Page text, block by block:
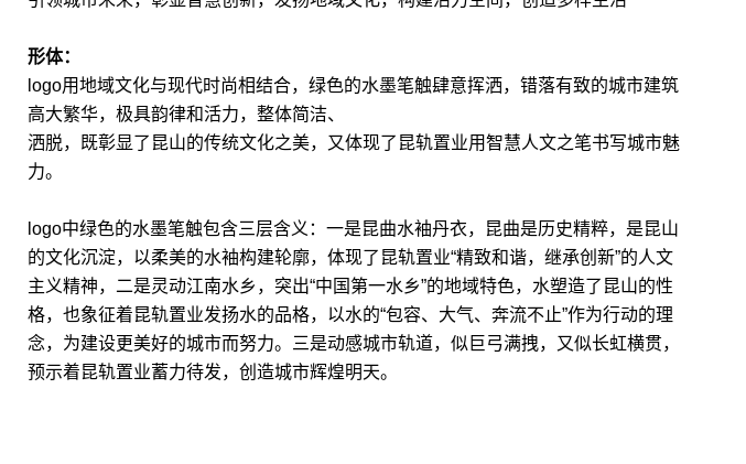
形体：
logo用地域文化与现代时尚相结合，绿色的水墨笔触肆意挥洒，错落有致的城市建筑
高大繁华，极具韵律和活力，整体简洁、
洒脱，既彰显了昆山的传统文化之美，又体现了昆轨置业用智慧人文之笔书写城市魅
力。
logo中绿色的水墨笔触包含三层含义：一是昆曲水袖丹衣，昆曲是历史精粹，是昆山
的文化沉淀，以柔美的水袖构建轮廓，体现了昆轨置业“精致和谐，继承创新”的人文
主义精神，二是灵动江南水乡，突出“中国第一水乡”的地域特色，水塑造了昆山的性
格，也象征着昆轨置业发扬水的品格，以水的“包容、大气、奔流不止”作为行动的理
念，为建设更美好的城市而努力。三是动感城市轨道，似巨弓满拽，又似长虹横贯，
预示着昆轨置业蓄力待发，创造城市辉煌明天。